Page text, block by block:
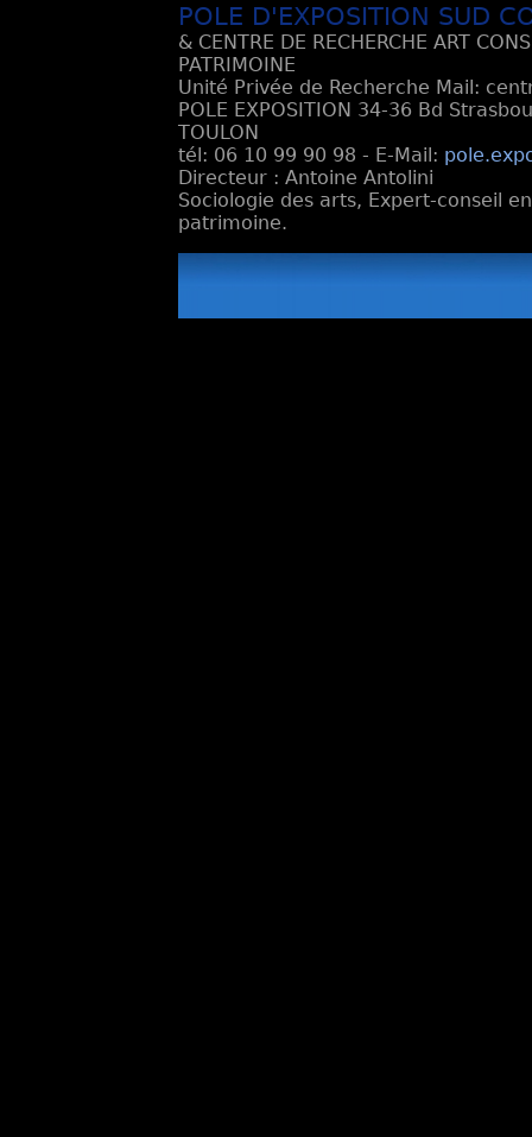
POLE D'EXPOSITION SUD
& CENTRE DE RECHERCHE ART
PATRIMOINE
Unité Privée de Recherche Mail:
POLE EXPOSITION 34-36 Bd
TOULON
tél: 06 10 99 90 98 - E-Mail:
Directeur : Antoine Antolini
Sociologie des arts, Expert-conseil
patrimoine.